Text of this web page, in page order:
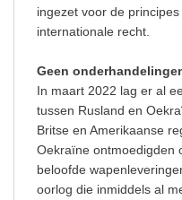
ingezet voor de
internationale recht.
Geen
In maart 2022 lag er al
tussen Rusland en
Britse en Amerikaanse
Oekraïne ontmoedigden
beloofde
oorlog die inmiddels al